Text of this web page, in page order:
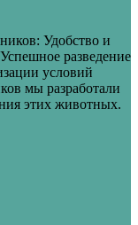
Удобство и
разведение
условий
мы разработали
этих животных.